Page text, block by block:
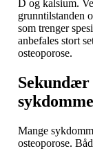
D og kalsium.
grunntilstanden
som trenger
anbefales stort
osteoporose.
Sekundær
Mange
osteoporose.